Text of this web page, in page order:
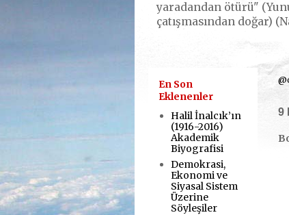
yaradandan ötürü"
çatışmasından doğar)
9
En Son
Eklenenler
Halil İnalcık’ın
(1916-2016)
Akademik
Biyografisi
Demokrasi,
Ekonomi ve
Siyasal Sistem
Üzerine
Söyleşiler